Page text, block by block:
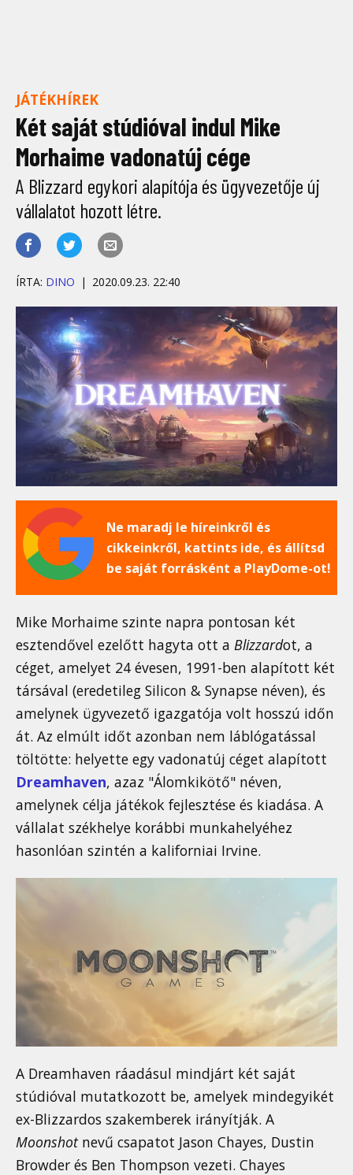
JÁTÉKHÍREK
Két saját stúdióval indul Mike
Morhaime vadonatúj cége
A Blizzard egykori alapítója és ügyvezetője új
vállalatot hozott létre.
ÍRTA: DINO 2020.09.23. 22:40
Ne maradj le híreinkről és
cikkeinkről, kattints ide, és állítsd
be saját forrásként a PlayDome-ot!
Mike Morhaime szinte napra pontosan két
esztendővel ezelőtt hagyta ott a Blizzardot, a
céget, amelyet 24 évesen, 1991-ben alapított két
társával (eredetileg Silicon & Synapse néven), és
amelynek ügyvezető igazgatója volt hosszú időn
át. Az elmúlt időt azonban nem láblógatással
töltötte: helyette egy vadonatúj céget alapított
Dreamhaven, azaz "Álomkikötő" néven,
amelynek célja játékok fejlesztése és kiadása. A
vállalat székhelye korábbi munkahelyéhez
hasonlóan szintén a kaliforniai Irvine.
A Dreamhaven ráadásul mindjárt két saját
stúdióval mutatkozott be, amelyek mindegyikét
ex-Blizzardos szakemberek irányítják. A
Moonshotnevű csapatot Jason Chayes, Dustin
Browder és Ben Thompson vezeti. Chayes